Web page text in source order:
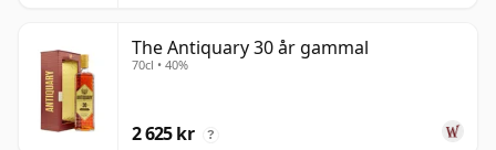
The Antiquary 30 år gammal
70cl • 40%
2 625 kr ?